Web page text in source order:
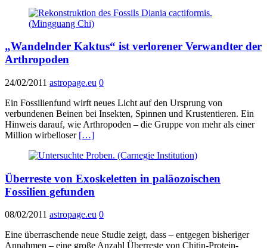
„Wandelnder Kaktus“ ist verlorener Verwandter der
Arthropoden
24/02/2011 astropage.eu 0
Ein Fossilienfund wirft neues Licht auf den Ursprung von
verbundenen Beinen bei Insekten, Spinnen und Krustentieren. Ein
Hinweis darauf, wie Arthropoden – die Gruppe von mehr als einer
Million wirbelloser […]
Überreste von Exoskeletten in paläozoischen
Fossilien gefunden
08/02/2011 astropage.eu 0
Eine überraschende neue Studie zeigt, dass – entgegen bisheriger
Annahmen – eine große Anzahl Überreste von Chitin-Protein-